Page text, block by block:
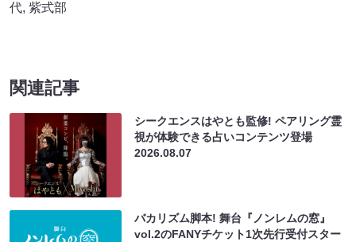
代, 紫式部
関連記事
シークエンスはやとも監修! ペアリング霊
視が体験できる占いコンテンツ登場
2026.08.07
バカリズム脚本! 舞台『ノンレムの窓』
vol.2のFANYチケット1次先行受付スター